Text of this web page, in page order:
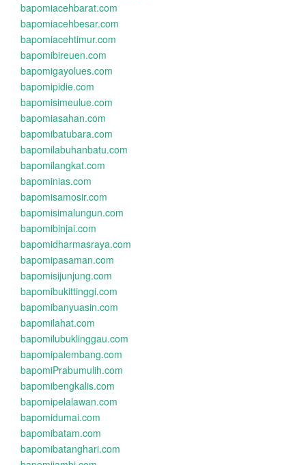
bapomiacehbarat.com
bapomiacehbesar.com
bapomiacehtimur.com
bapomibireuen.com
bapomigayolues.com
bapomipidie.com
bapomisimeulue.com
bapomiasahan.com
bapomibatubara.com
bapomilabuhanbatu.com
bapomilangkat.com
bapominias.com
bapomisamosir.com
bapomisimalungun.com
bapomibinjai.com
bapomidharmasraya.com
bapomipasaman.com
bapomisijunjung.com
bapomibukittinggi.com
bapomibanyuasin.com
bapomilahat.com
bapomilubuklinggau.com
bapomipalembang.com
bapomiPrabumulih.com
bapomibengkalis.com
bapomipelalawan.com
bapomidumai.com
bapomibatam.com
bapomibatanghari.com